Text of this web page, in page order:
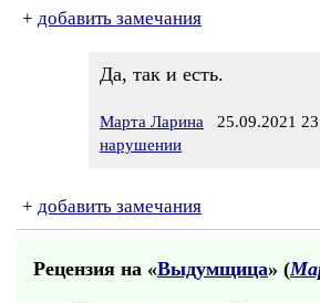
+ добавить замечания
Да, так и есть.
Марта Ларина 25.09.2021
нарушении
+ добавить замечания
Рецензия на «Выдумщица» (